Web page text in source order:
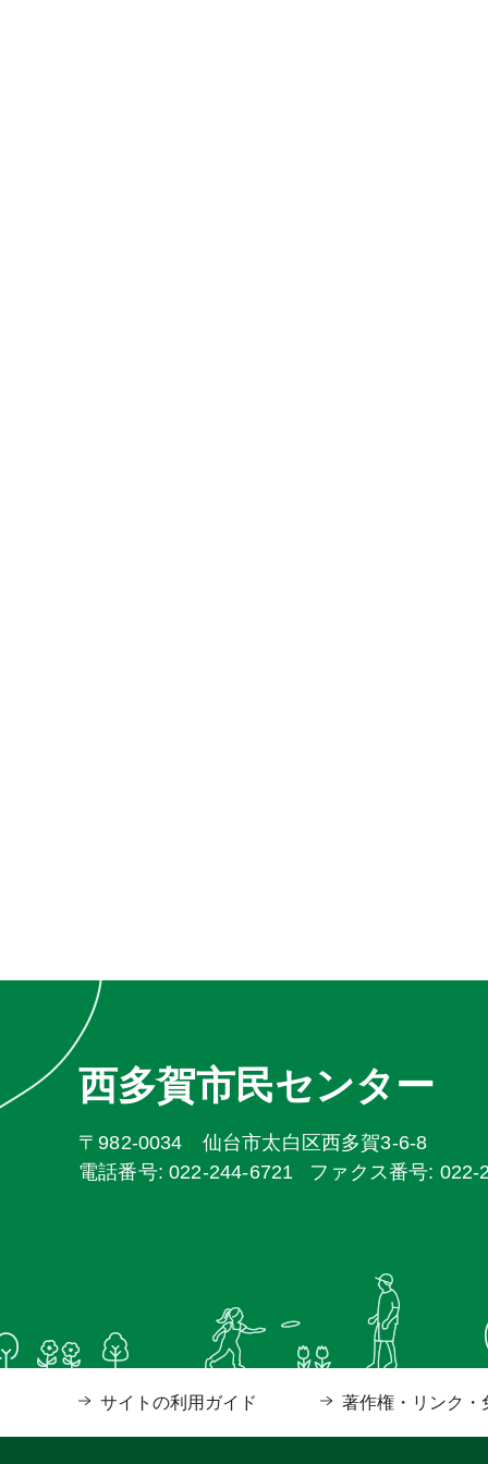
西多賀市民センター
〒982-0034 仙台市太白区西多賀3-6-8
電話番号: 022-244-6721
ファクス番号: 022-
サイトの利用ガイド 著作権・リンク・